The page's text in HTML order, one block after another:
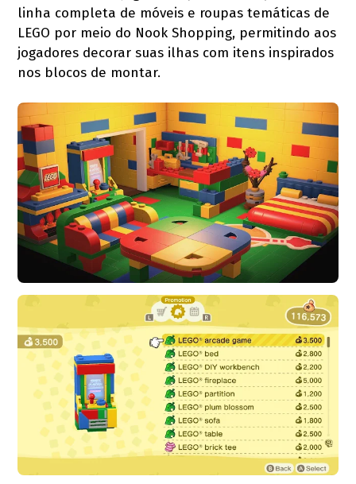
linha completa de móveis e roupas temáticas de
LEGO por meio do Nook Shopping, permitindo aos
jogadores decorar suas ilhas com itens inspirados
nos blocos de montar.